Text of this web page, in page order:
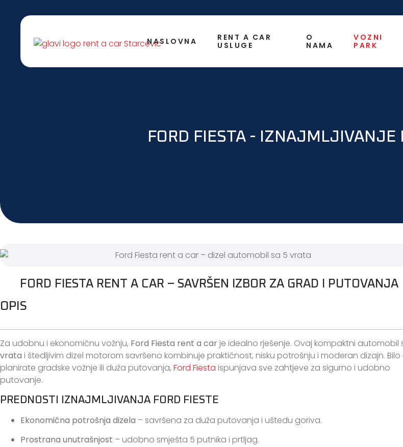
NASLOVNA
RENT A CAR
USLUGE
O
NAMA
VOZNI
PARK
FORD FIESTA - IZNAJMLJIVANJE
FORD FIESTA RENT A CAR – SAVRŠEN IZBOR ZA GRAD I PUTOVANJA
OPIS
Za udobnu i ekonomičnu vožnju, Ford Fiesta rent a car je idealno rješenje. Ovaj kompaktni automobil
vrata i štedljivim dizel motorom savršeno kombinuje praktičnost, nisku potrošnju i moderan dizajn.
planirate gradske vožnje ili duža putovanja, Ford Fiesta ispunjava sve zahtjeve za sigurno i udobno
putovanje.
PREDNOSTI IZNAJMLJIVANJA FORD FIESTE
Ekonomična potrošnja dizela – savršena za duža putovanja i uštedu goriva.
Prostrana unutrašnjost – udobno smješta 5 putnika i prtljag.